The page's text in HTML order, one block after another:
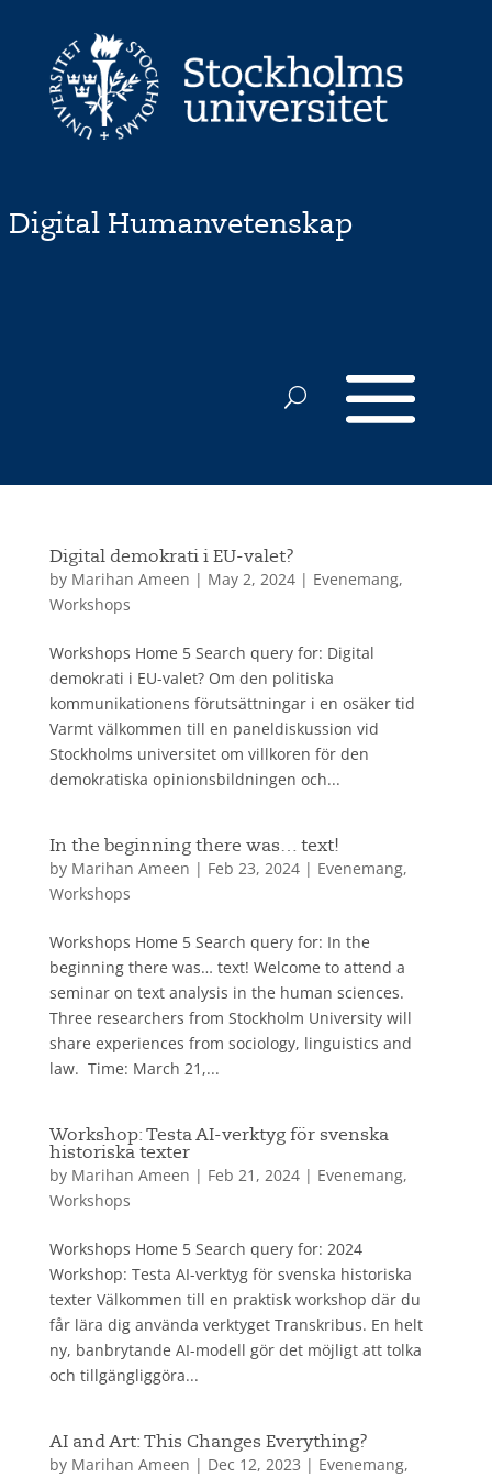
Digital Humanvetenskap
Digital demokrati i EU-valet?
by Marihan Ameen | May 2, 2024| Evenemang,
Workshops
Workshops Home 5 Search query for: Digital
demokrati i EU-valet? Om den politiska
kommunikationens förutsättningar i en osäker tid
Varmt välkommen till en paneldiskussion vid
Stockholms universitet om villkoren för den
demokratiska opinionsbildningen och...
In the beginning there was… text!
by Marihan Ameen | Feb 23, 2024| Evenemang,
Workshops
Workshops Home 5 Search query for: In the
beginning there was… text! Welcome to attend a
seminar on text analysis in the human sciences.
Three researchers from Stockholm University will
share experiences from sociology, linguistics and
law. Time: March 21,...
Workshop: Testa AI-verktyg för svenska
historiska texter
by Marihan Ameen | Feb 21, 2024| Evenemang,
Workshops
Workshops Home 5 Search query for: 2024
Workshop: Testa AI-verktyg för svenska historiska
texter Välkommen till en praktisk workshop där du
får lära dig använda verktyget Transkribus. En helt
ny, banbrytande AI-modell gör det möjligt att tolka
och tillgängliggöra...
AI and Art: This Changes Everything?
by Marihan Ameen | Dec 12, 2023 | Evenemang,